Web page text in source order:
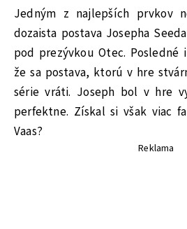
Jedným z najlepších prvkov
dozaista postava Josepha
pod prezývkou Otec. Posledné
že sa postava, ktorú v hre
série vráti. Joseph bol v hre
perfektne. Získal si však viac
Vaas?
Reklama